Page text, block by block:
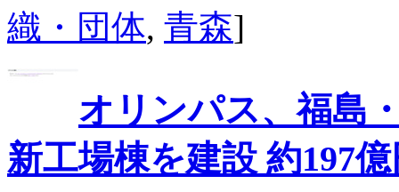
織・団体, 青森]
オリンパス、福島
新工場棟を建設 約197